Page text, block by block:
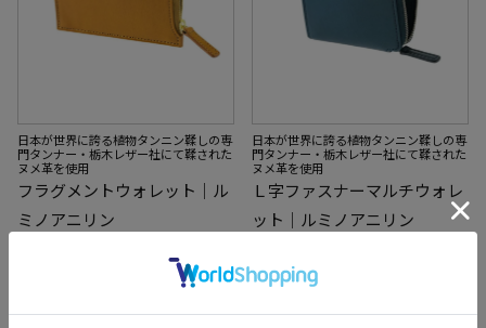
日本が世界に誇る植物タンニン鞣しの専
門タンナー・栃木レザー社にて鞣された
ヌメ革を使用
フラグメントウォレット｜ル
ミノアニリン
日本が世界に誇る植物タンニン鞣しの専
門タンナー・栃木レザー社にて鞣された
ヌメ革を使用
Ｌ字ファスナーマルチウォレ
ット｜ルミノアニリン